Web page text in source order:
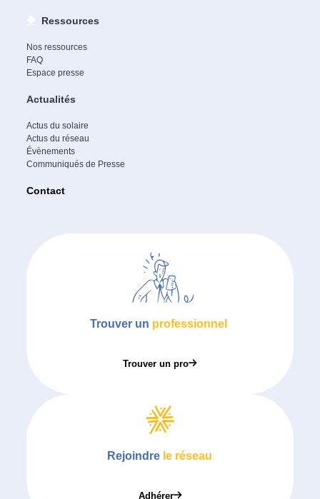
Ressources
Nos ressources
FAQ
Espace presse
Actualités
Actus du solaire
Actus du réseau
Évènements
Communiqués de Presse
Contact
Trouver un professionnel
Trouver un pro
Rejoindre le réseau
Adhérer